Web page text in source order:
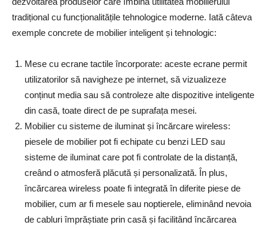
tradițional cu funcționalitățile tehnologice moderne. Iată câteva
exemple concrete de mobilier inteligent și tehnologic:
Mese cu ecrane tactile încorporate: aceste ecrane permit
utilizatorilor să navigheze pe internet, să vizualizeze
conținut media sau să controleze alte dispozitive inteligente
din casă, toate direct de pe suprafața mesei.
Mobilier cu sisteme de iluminat și încărcare wireless:
piesele de mobilier pot fi echipate cu benzi LED sau
sisteme de iluminat care pot fi controlate de la distanță,
creând o atmosferă plăcută și personalizată. În plus,
încărcarea wireless poate fi integrată în diferite piese de
mobilier, cum ar fi mesele sau noptierele, eliminând nevoia
de cabluri împrăștiate prin casă și facilitând încărcarea